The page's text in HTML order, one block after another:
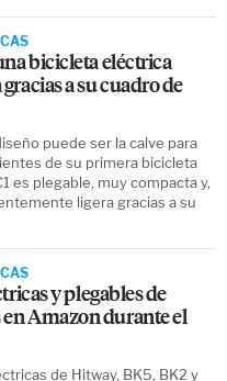
bicicleta eléctrica
a su cuadro de
puede ser la calve para
de su primera bicicleta
es plegable, muy compacta y,
ligera gracias a su
y plegables de
Amazon durante el
de Hitway, BK5, BK2 y